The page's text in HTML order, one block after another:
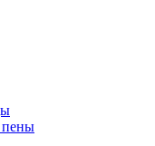
пены